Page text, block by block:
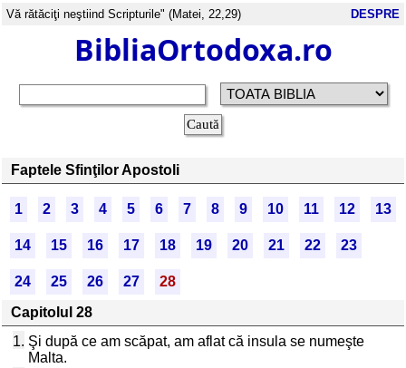
Vă rătăciţi neştiind Scripturile" (Matei, 22,29) DESPRE
BibliaOrtodoxa.ro
Faptele Sfinţilor Apostoli
1 2 3 4 5 6 7 8 9 10 11 12 13
14 15 16 17 18 19 20 21 22 23
24 25 26 27
28
Capitolul 28
1. Şi după ce am scăpat, am aflat că insula se numeşte
Malta.